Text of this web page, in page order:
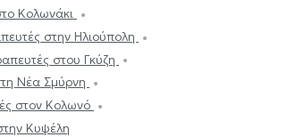
Κολωνάκι
στην Ηλιούπολη
στου Γκύζη
Νέα Σμύρνη
στον Κολωνό
Κυψέλη